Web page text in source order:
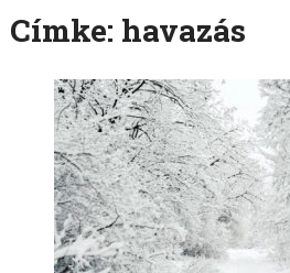
Címke: havazás